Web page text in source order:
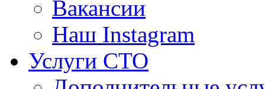
Вакансии
Наш Instagram
Услуги СТО